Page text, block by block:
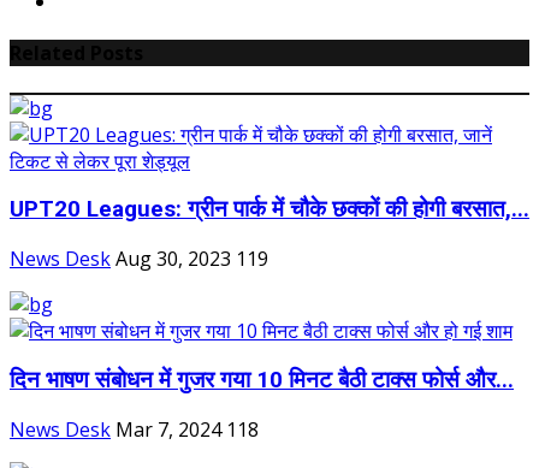
UPT20 Leagues: ग्रीन पार्क में चौके छक्कों की होगी बरसात,...
News DeskAug 30, 2023 119
दिन भाषण संबोधन में गुजर गया 10 मिनट बैठी टाक्स फोर्स और...
News Desk Mar 7, 2024 118